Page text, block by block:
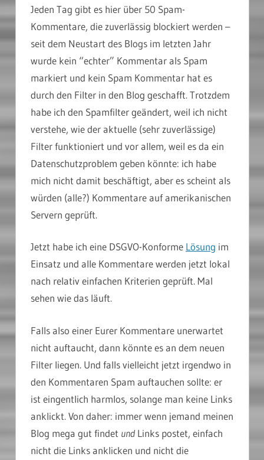
Jeden Tag gibt es hier über 50 Spam-
Kommentare, die zuverlässig blockiert werden –
seit dem Neustart des Blogs im letzten Jahr
wurde kein “echter” Kommentar als Spam
markiert und kein Spam Kommentar hat es
durch den Filter in den Blog geschafft. Trotzdem
habe ich den Spamfilter geändert, weil ich nicht
verstehe, wie der aktuelle (sehr zuverlässige)
Filter funktioniert und vor allem, weil es da ein
Datenschutzproblem geben könnte: ich habe
mich nicht damit beschäftigt, aber es scheint als
würden (alle?) Kommentare auf amerikanischen
Servern geprüft.
Jetzt habe ich eine DSGVO-Konforme Lösung im
Einsatz und alle Kommentare werden jetzt lokal
nach relativ einfachen Kriterien geprüft. Mal
sehen wie das läuft.
Falls also einer Eurer Kommentare unerwartet
nicht auftaucht, dann könnte es an dem neuen
Filter liegen. Und falls vielleicht jetzt irgendwo in
den Kommentaren Spam auftauchen sollte: er
ist eingentlich harmlos, solange man keine Links
anklickt. Von daher: immer wenn jemand meinen
Blog mega gut findet und Links postet, einfach
nicht die Links anklicken und nicht die